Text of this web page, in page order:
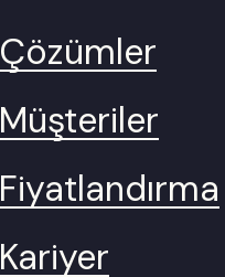
Çözümler
Müşteriler
Fiyatlandırma
Kariyer